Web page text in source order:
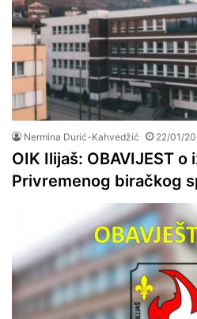
Nermina Durić-Kahvedžić 22/01/
OIK Ilijaš: OBAVIJEST o
Privremenog biračkog